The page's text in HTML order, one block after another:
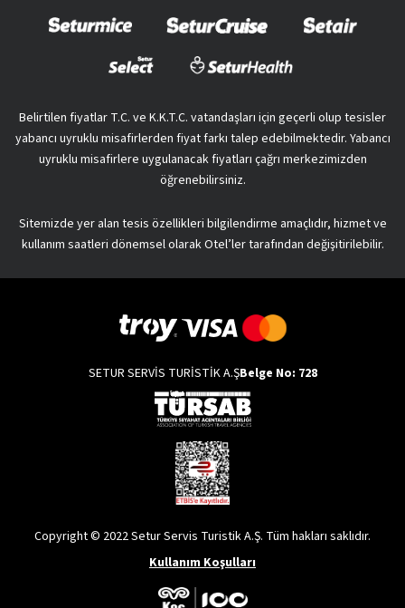
Belirtilen fiyatlar T.C. ve K.K.T.C. vatandaşları için geçerli olup tesisler
yabancı uyruklu misafirlerden fiyat farkı talep edebilmektedir. Yabancı
uyruklu misafirlere uygulanacak fiyatları çağrı merkezimizden
öğrenebilirsiniz.
Sitemizde yer alan tesis özellikleri bilgilendirme amaçlıdır, hizmet ve
kullanım saatleri dönemsel olarak Otel’ler tarafından değişitirilebilir.
SETUR SERVİS TURİSTİK A.ŞBelge No: 728
Copyright © 2022 Setur Servis Turistik A.Ş. Tüm hakları saklıdır.
Kullanım Koşulları